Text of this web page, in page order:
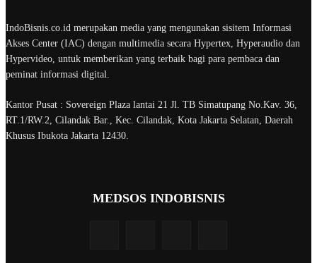
IndoBisnis.co.id merupakan media yang mengunakan sisitem Informasi
Akses Center (IAC) dengan multimedia secara Hypertex, Hyperaudio dan
Hypervideo, untuk memberikan yang terbaik bagi para pembaca dan
peminat informasi digital.
Kantor Pusat : Sovereign Plaza lantai 21 Jl. TB Simatupang No.Kav. 36,
RT.1/RW.2, Cilandak Bar., Kec. Cilandak, Kota Jakarta Selatan, Daerah
Khusus Ibukota Jakarta 12430.
MEDSOS INDOBISNIS